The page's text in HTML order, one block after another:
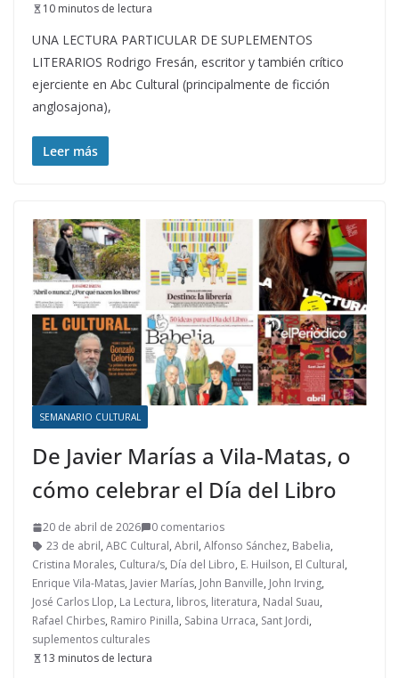
10 minutos de lectura
UNA LECTURA PARTICULAR DE SUPLEMENTOS
LITERARIOS Rodrigo Fresán, escritor y también crítico
ejerciente en Abc Cultural (principalmente de ficción
anglosajona),
Leer más
SEMANARIO CULTURAL
De Javier Marías a Vila-Matas, o
cómo celebrar el Día del Libro
20 de abril de 2026
0 comentarios
23 de abril, ABC Cultural, Abril, Alfonso Sánchez, Babelia,
Cristina Morales, Cultura/s, Día del Libro, E. Huilson, El Cultural,
Enrique Vila-Matas, Javier Marías, John Banville, John Irving,
José Carlos Llop, La Lectura, libros, literatura, Nadal Suau,
Rafael Chirbes, Ramiro Pinilla, Sabina Urraca, Sant Jordi,
suplementos culturales
13 minutos de lectura